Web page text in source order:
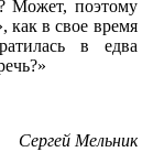
Может, поэтому
как в свое время
в едва
Сергей Мельник